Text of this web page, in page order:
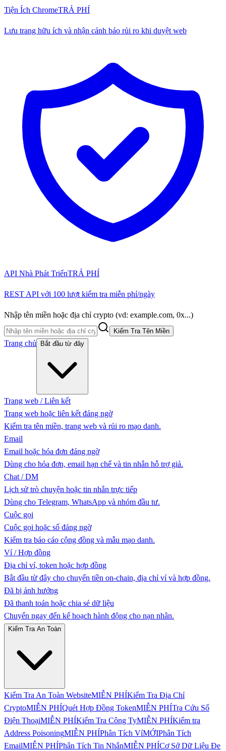
Tiện Ích ChromeTRẢ PHÍ
Lưu trang hữu ích và nhận cảnh báo rủi ro khi duyệt web
API Nhà Phát TriểnTRẢ PHÍ
REST API với 100 lượt kiểm tra miễn phí/ngày
Nhập tên miền hoặc địa chỉ crypto (vd: example.com, 0x...)
Kiểm Tra Tên Miền
Trang chủ Bắt đầu từ đây
Trang web / Liên kết
Trang web hoặc liên kết đáng ngờ
Kiểm tra tên miền, trang web và rủi ro mạo danh.
Email
Email hoặc hóa đơn đáng ngờ
Dùng cho hóa đơn, email hạn chế và tin nhắn hỗ trợ giả.
Chat / DM
Lịch sử trò chuyện hoặc tin nhắn trực tiếp
Dùng cho Telegram, WhatsApp và nhóm đầu tư.
Cuộc gọi
Cuộc gọi hoặc số đáng ngờ
Kiểm tra báo cáo cộng đồng và mẫu mạo danh.
Ví / Hợp đồng
Địa chỉ ví, token hoặc hợp đồng
Bắt đầu từ đây cho chuyển tiền on-chain, địa chỉ ví và hợp đồng.
Đã bị ảnh hưởng
Đã thanh toán hoặc chia sẻ dữ liệu
Chuyển ngay đến kế hoạch hành động cho nạn nhân.
Kiểm Tra An Toàn
Kiểm Tra An Toàn WebsiteMIỄN PHÍKiểm Tra Địa Chỉ
CryptoMIỄN PHÍQuét Hợp Đồng TokenMIỄN PHÍTra Cứu Số
Điện ThoạiMIỄN PHÍKiểm Tra Công TyMIỄN PHÍKiểm tra
Address PoisoningMIỄN PHÍPhân Tích VíMỚIPhân Tích
EmailMIỄN PHÍPhân Tích Tin NhắnMIỄN PHÍCơ Sở Dữ Liệu Đe